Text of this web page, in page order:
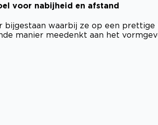
voor nabijheid en afstand
waarbij ze op een prettige
manier meedenkt aan het